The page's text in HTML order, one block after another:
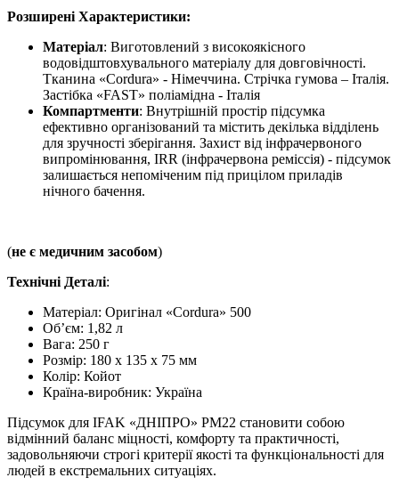
Розширені Характеристики:
Матеріал: Виготовлений з високоякісного
водовідштовхувального матеріалу для довговічності.
Тканина «Cordura» - Німеччина. Стрічка гумова – Італія.
Застібка «FAST» поліамідна - Італія
Компартменти: Внутрішній простір підсумка
ефективно організований та містить декілька відділень
для зручності зберігання. Захист від інфрачервоного
випромінювання, IRR (інфрачервона реміссія) - підсумок
залишається непоміченим під прицілом приладів
нічного бачення.
(не є медичним засобом)
Технічні Деталі:
Матеріал: Оригінал «Cordura» 500
Об’єм: 1,82 л
Вага: 250 г
Розмір: 180 x 135 x 75 мм
Колір: Койот
Країна-виробник: Україна
Підсумок для IFAK «ДНІПРО» PM22 становити собою
відмінний баланс міцності, комфорту та практичності,
задовольняючи строгі критерії якості та функціональності для
людей в екстремальних ситуаціях.